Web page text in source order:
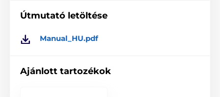
Külön gomb minden funkcióhoz
is lehet
Akár 2 kutya képzése
Útmutató letöltése
Manual_HU.pdf
Ajánlott tartozékok